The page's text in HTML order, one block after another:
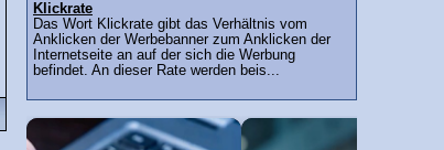
Klickrate
Das Wort Klickrate gibt das Verhältnis vom
Anklicken der Werbebanner zum Anklicken der
Internetseite an auf der sich die Werbung
befindet. An dieser Rate werden beis...